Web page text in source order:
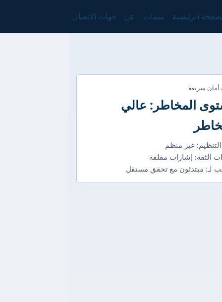
الرئيسية سمات عن جهات الاتصال
أمان سريعة
المخاطر: عالي
غير منظم
الثقة: إشارات مقلقة
لـ: مبتدئون مع تحقق مستقل